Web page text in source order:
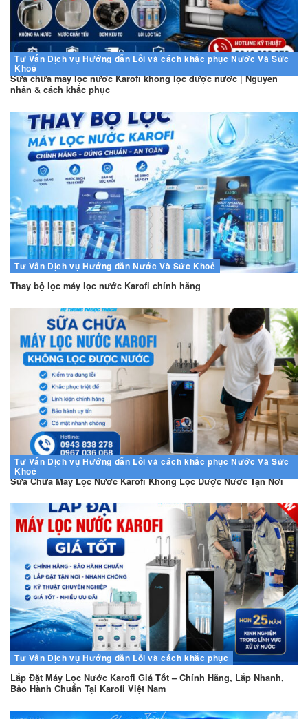
Tư Vấn Dịch vụ Hướng dẫn Lỗi và cách khắc phục Nước Và Sức
Khoẻ
Sửa chữa máy lọc nước Karofi không lọc được nước | Nguyên
nhân & cách khắc phục
Tư Vấn Dịch vụ Hướng dẫn Nước Và Sức Khoẻ
Thay bộ lọc máy lọc nước Karofi chính hãng
Tư Vấn Dịch vụ Hướng dẫn Lỗi và cách khắc phục Nước Và Sức
Khoẻ
Sửa Chữa Máy Lọc Nước Karofi Không Lọc Được Nước Tận Nơi
Tư Vấn Dịch vụ Hướng dẫn Lỗi và cách khắc phục
Lắp Đặt Máy Lọc Nước Karofi Giá Tốt – Chính Hãng, Lắp Nhanh,
Bảo Hành Chuẩn Tại Karofi Việt Nam